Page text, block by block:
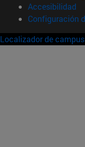
Accesibilidad
Configuración
Localizador de campus